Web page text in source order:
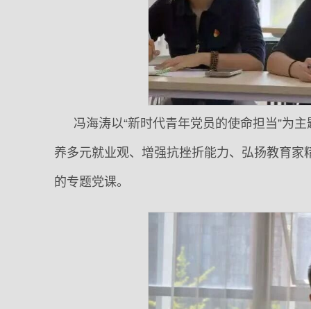
冯海涛以“新时代青年党员的使命担当”为
养多元就业观、增强抗挫折能力、弘扬教育
的专题党课。